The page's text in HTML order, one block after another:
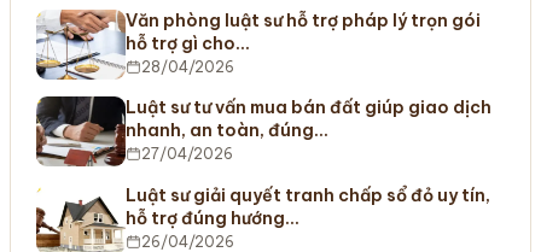
Văn phòng luật sư hỗ trợ pháp lý trọn gói
hỗ trợ gì cho…
28/04/2026
Luật sư tư vấn mua bán đất giúp giao dịch
nhanh, an toàn, đúng…
27/04/2026
Luật sư giải quyết tranh chấp sổ đỏ uy tín,
hỗ trợ đúng hướng…
26/04/2026